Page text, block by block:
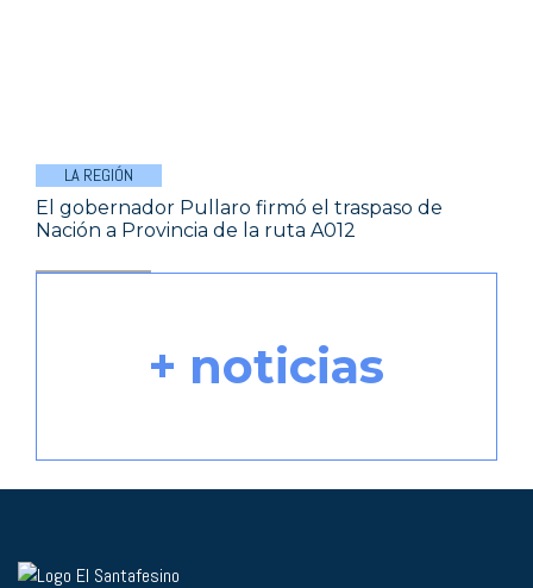
LA REGIÓN
El gobernador Pullaro firmó el traspaso de
Nación a Provincia de la ruta A012
+ noticias